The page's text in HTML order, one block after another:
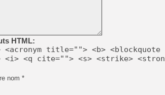
[Mo5] Deux inédits du
[GK] Le beat'em up The
[GK] Endless Legend 2 :
[LS] [PS5] Premiers
HTML:
title=""> <b> <blockquote
<i> <q cite=""> <s> <strike>
nom *